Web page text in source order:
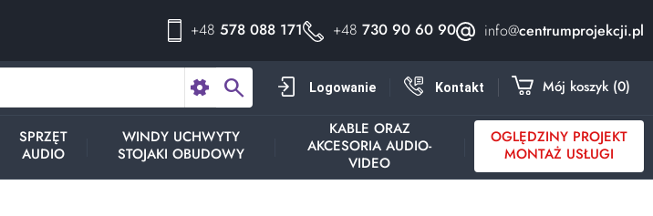
+48 578 088 171 +48 730 90 60 90 info@centrumprojekcji.pl
search Logowanie Kontakt Mój koszyk 0
SPRZĘT
AUDIO
WINDY UCHWYTY
STOJAKI OBUDOWY
KABLE ORAZ
AKCESORIA AUDIO-
VIDEO
OGLĘDZINY PROJEKT
MONTAŻ USŁUGI